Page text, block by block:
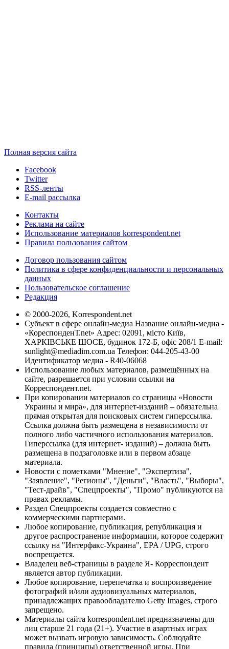
Полная версия сайта
Facebook
Twitter
RSS-ленты
E-mail рассылка
Контакты
Реклама на сайте
Использование материалов korrespondent.net
Правила пользования сайтом
Договор пользования сайтом
Политика в сфере конфиденциальности и персональных
данных
Пользовательское соглашение
Редакция
© 2000-2026, Korrespondent.net
Субъект в сфере онлайн-медиа Название онлайн-медиа -
«КореспонденТ.net» Адрес: 02091, місто Київ,
ХАРКІВСЬКЕ ШОСЕ, будинок 172-Б, офіс 208/1 E-mail:
sunlight@mediadim.com.ua Телефон: 044-205-43-00
Идентификатор медиа - R40-06068
Использование любых материалов, размещённых на
сайте, разрешается при условии ссылки на
Корреспондент.net.
При копировании материалов со страницы «Новости
Украины и мира», для интернет-изданий – обязательна
прямая открытая для поисковых систем гиперссылка.
Ссылка должна быть размещена в независимости от
полного либо частичного использования материалов.
Гиперссылка (для интернет- изданий) – должна быть
размещена в подзаголовке или в первом абзаце
материала.
Новости с пометками "Мнение", "Экспертиза",
"Заявление", "Регионы", "Деньги", "Власть", "Выборы",
"Тест-драйв", "Спецпроекты", "Промо" публикуются на
правах рекламы.
Раздел Спецпроекты создается совместно с
коммерческими партнерами.
Любое копирование, публикация, републикация и
другое распространение информации, которое содержит
ссылку на "Интерфакс-Украина", EPA / UPG, строго
воспрещается.
Владелец веб-страницы в разделе Я- Корреспондент
является автор публикации.
Любое копирование, перепечатка и воспроизведение
фотографий и/или аудиовизуальных материалов,
принадлежащих правообладателю Getty Images, строго
запрещено.
Материалы сайта korrespondent.net предназначены для
лиц старше 21 года (21+). Участие в азартных играх
может вызвать игровую зависимость. Соблюдайте
правила (принципы) ответственной игры. При